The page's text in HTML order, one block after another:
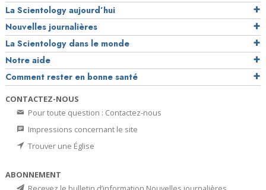
La Scientology aujourd’hui
Nouvelles journalières
La Scientology dans le monde
Notre aide
Comment rester en bonne santé
CONTACTEZ-NOUS
Pour toute question : Contactez-nous
Impressions concernant le site
Trouver une Église
ABONNEMENT